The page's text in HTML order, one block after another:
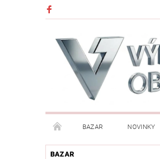
BAZAR NOVINKY
DĚTI (HRAČKY, CHŮVIČKY, VÝBAVA)
BAZAR